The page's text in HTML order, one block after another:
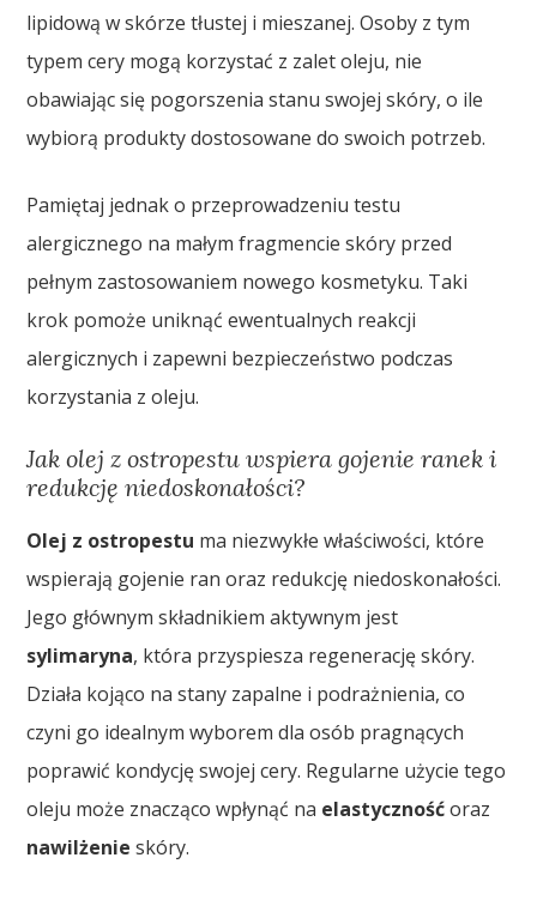
lipidową w skórze tłustej i mieszanej. Osoby z tym
typem cery mogą korzystać z zalet oleju, nie
obawiając się pogorszenia stanu swojej skóry, o ile
wybiorą produkty dostosowane do swoich potrzeb.
Pamiętaj jednak o przeprowadzeniu testu
alergicznego na małym fragmencie skóry przed
pełnym zastosowaniem nowego kosmetyku. Taki
krok pomoże uniknąć ewentualnych reakcji
alergicznych i zapewni bezpieczeństwo podczas
korzystania z oleju.
Jak olej z ostropestu wspiera gojenie ranek i
redukcję niedoskonałości?
Olej z ostropestu ma niezwykłe właściwości, które
wspierają gojenie ran oraz redukcję niedoskonałości.
Jego głównym składnikiem aktywnym jest
sylimaryna, która przyspiesza regenerację skóry.
Działa kojąco na stany zapalne i podrażnienia, co
czyni go idealnym wyborem dla osób pragnących
poprawić kondycję swojej cery. Regularne użycie tego
oleju może znacząco wpłynąć na elastycznośćoraz
nawilżenie skóry.